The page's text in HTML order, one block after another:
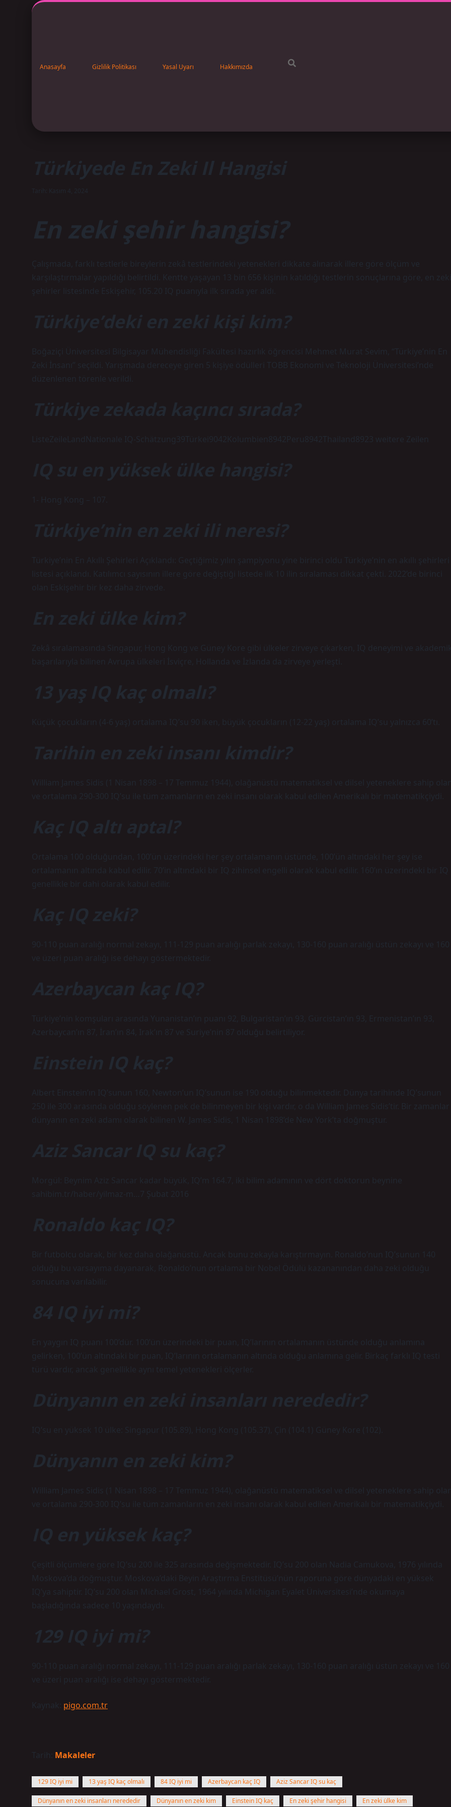
Anasayfa Gizlilik Politikası Yasal Uyarı Hakkımızda
Türkiyede En Zeki Il Hangisi
En zeki şehir hangisi?
Çalışmada, farklı testlerle bireylerin zekâ testlerindeki yetenekleri dikkate alınarak illere göre ölçüm ve
karşılaştırmalar yapıldığı belirtildi. Kentte yaşayan 13 bin 656 kişinin katıldığı testlerin sonuçlarına göre, en zeki
şehirler listesinde Eskişehir, 105.20 IQ puanıyla ilk sırada yer aldı.
Türkiye’deki en zeki kişi kim?
Boğaziçi Üniversitesi Bilgisayar Mühendisliği Fakültesi hazırlık öğrencisi Mehmet Murat Sevim, “Türkiye’nin En
Zeki İnsanı” seçildi. Yarışmada dereceye giren 5 kişiye ödülleri TOBB Ekonomi ve Teknoloji Üniversitesi’nde
düzenlenen törenle verildi.
Türkiye zekada kaçıncı sırada?
ListeZeileLandNationale IQ-Schätzung39Türkei9042Kolumbien8942Peru8942Thailand8923 weitere Zeilen
IQ su en yüksek ülke hangisi?
1- Hong Kong – 107.
Türkiye’nin en zeki ili neresi?
Türkiye’nin En Akıllı Şehirleri Açıklandı: Geçtiğimiz yılın şampiyonu yine birinci oldu Türkiye’nin en akıllı şehirleri
listesi açıklandı. Katılımcı sayısının illere göre değiştiği listede ilk 10 ilin sıralaması dikkat çekti. 2022’de birinci
olan Eskişehir bir kez daha zirvede.
En zeki ülke kim?
Zekâ sıralamasında Singapur, Hong Kong ve Güney Kore gibi ülkeler zirveye çıkarken, IQ deneyimi ve
başarılarıyla bilinen Avrupa ülkeleri İsviçre, Hollanda ve İzlanda da zirveye yerleşti.
13 yaş IQ kaç olmalı?
Küçük çocukların (4-6 yaş) ortalama IQ’su 90 iken, büyük çocukların (12-22 yaş) ortalama IQ’su yalnızca 60’tı.
Tarihin en zeki insanı kimdir?
William James Sidis (1 Nisan 1898 – 17 Temmuz 1944), olağanüstü matematiksel ve dilsel yeteneklere sahip
ve ortalama 290-300 IQ’su ile tüm zamanların en zeki insanı olarak kabul edilen Amerikalı bir matematikçiydi.
Kaç IQ altı aptal?
Ortalama 100 olduğundan, 100’ün üzerindeki her şey ortalamanın üstünde, 100’ün altındaki her şey ise
ortalamanın altında kabul edilir. 70’in altındaki bir IQ zihinsel engelli olarak kabul edilir. 160’ın üzerindeki bir IQ
genellikle bir dahi olarak kabul edilir.
Kaç IQ zeki?
90-110 puan aralığı normal zekayı, 111-129 puan aralığı parlak zekayı, 130-160 puan aralığı üstün zekayı ve 160
ve üzeri puan aralığı ise dehayı göstermektedir.
Azerbaycan kaç IQ?
Türkiye’nin komşuları arasında Yunanistan’ın puanı 92, Bulgaristan’ın 93, Gürcistan’ın 93, Ermenistan’ın 93,
Azerbaycan’ın 87, İran’ın 84, Irak’ın 87 ve Suriye’nin 87 olduğu belirtiliyor.
Einstein IQ kaç?
Albert Einstein’ın IQ’sunun 160, Newton’un IQ’sunun ise 190 olduğu bilinmektedir. Dünya tarihinde IQ’sunun
250 ile 300 arasında olduğu söylenen pek de bilinmeyen bir kişi vardır, o da William James Sidis’tir. Bir zamanlar
dünyanın en zeki adamı olarak bilinen W. James Sidis, 1 Nisan 1898’de New York’ta doğmuştur.
Aziz Sancar IQ su kaç?
Morgül: Beynim Aziz Sancar kadar büyük, IQ’m 164.7, iki bilim adamının ve dört doktorun beynine
sahibim.tr/haber/yilmaz-m…7 Şubat 2016
Ronaldo kaç IQ?
Bir futbolcu olarak, bir kez daha olağanüstü. Ancak bunu zekayla karıştırmayın. Ronaldo’nun IQ’sunun 140
olduğu bu varsayıma dayanarak, Ronaldo’nun ortalama bir Nobel Ödülü kazananından daha zeki olduğu
sonucuna varılabilir.
84 IQ iyi mi?
En yaygın IQ puanı 100’dür. 100’ün üzerindeki bir puan, IQ’larının ortalamanın üstünde olduğu anlamına
gelirken, 100’ün altındaki bir puan, IQ’larının ortalamanın altında olduğu anlamına gelir. Birkaç farklı IQ testi
türü vardır, ancak genellikle aynı temel yetenekleri ölçerler.
Dünyanın en zeki insanları nerededir?
IQ’su en yüksek 10 ülke: Singapur (105.89), Hong Kong (105.37), Çin (104.1) Güney Kore (102).
Dünyanın en zeki kim?
William James Sidis (1 Nisan 1898 – 17 Temmuz 1944), olağanüstü matematiksel ve dilsel yeteneklere sahip
ve ortalama 290-300 IQ’su ile tüm zamanların en zeki insanı olarak kabul edilen Amerikalı bir matematikçiydi.
IQ en yüksek kaç?
Çeşitli ölçümlere göre IQ’su 200 ile 325 arasında değişmektedir. IQ’su 200 olan Nadia Camukova, 1976 yılında
Moskova’da doğmuştur. Moskova’daki Beyin Araştırma Enstitüsü’nün raporuna göre dünyadaki en yüksek
IQ’ya sahiptir. IQ’su 200 olan Michael Grost, 1964 yılında Michigan Eyalet Üniversitesi’nde okumaya
başladığında sadece 10 yaşındaydı.
129 IQ iyi mi?
90-110 puan aralığı normal zekayı, 111-129 puan aralığı parlak zekayı, 130-160 puan aralığı üstün zekayı ve 160
ve üzeri puan aralığı ise dehayı göstermektedir.
Kaynak: pigo.com.tr
Tarih: Makaleler
129 IQ iyi mi 13 yaş IQ kaç olmalı 84 IQ iyi mi Azerbaycan kaç IQ Aziz Sancar IQ su kaç
Dünyanın en zeki insanları nerededir Dünyanın en zeki kim Einstein IQ kaç En zeki şehir hangisi En zeki ülke kim